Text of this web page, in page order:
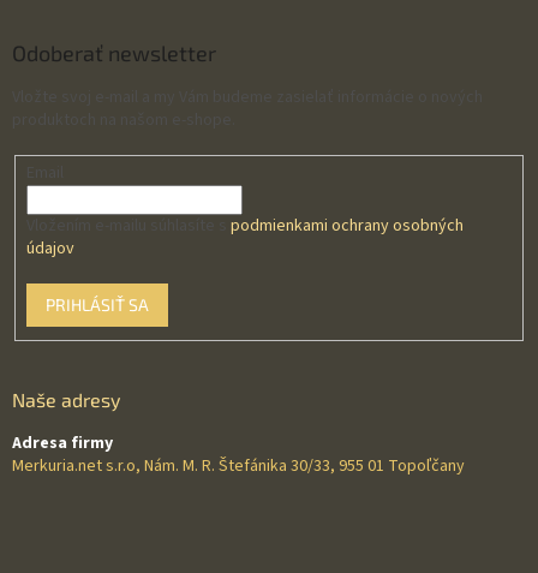
Odoberať newsletter
podmienkami ochrany osobných
údajov
PRIHLÁSIŤ SA
Naše adresy
Adresa firmy
Merkuria.net s.r.o, Nám. M. R. Štefánika 30/33, 955 01 Topoľčany